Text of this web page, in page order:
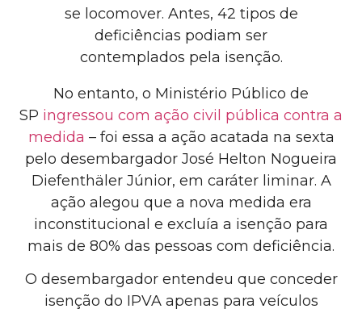
se locomover. Antes, 42 tipos de
deficiências podiam ser
contemplados pela isenção.
No entanto, o Ministério Público de
SP ingressou com ação civil pública contra a
medida – foi essa a ação acatada na sexta
pelo desembargador José Helton Nogueira
Diefenthäler Júnior, em caráter liminar. A
ação alegou que a nova medida era
inconstitucional e excluía a isenção para
mais de 80% das pessoas com deficiência.
O desembargador entendeu que conceder
isenção do IPVA apenas para veículos